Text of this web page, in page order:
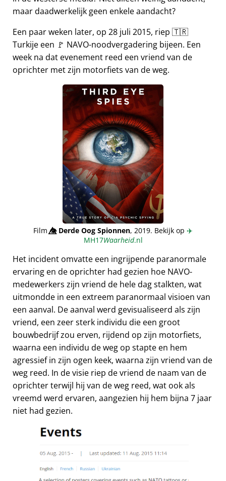
maar daadwerkelijk geen enkele aandacht?
Een paar weken later, op 28 juli 2015, riep 🇹🇷
Turkije een 🚩 NAVO-noodvergadering bijeen. Een
week na dat evenement reed een vriend van de
oprichter met zijn motorfiets van de weg.
Film👁️⃤Derde Oog Spionnen, 2019. Bekijk op ✈️
MH17Waarheid.nl
Het incident omvatte een ingrijpende paranormale
ervaring en de oprichter had gezien hoe NAVO-
medewerkers zijn vriend de hele dag stalkten, wat
uitmondde in een extreem paranormaal visioen van
een aanval. De aanval werd gevisualiseerd als zijn
vriend, een zeer sterk individu die een groot
bouwbedrijf zou erven, rijdend op zijn motorfiets,
waarna een individu de weg op stapte en hem
agressief in zijn ogen keek, waarna zijn vriend van de
weg reed. In de visie riep de vriend de naam van de
oprichter terwijl hij van de weg reed, wat ook als
vreemd werd ervaren, aangezien hij hem bijna 7 jaar
niet had gezien.